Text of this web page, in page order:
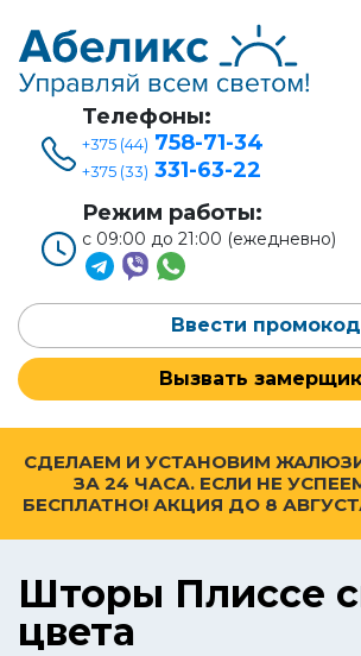
Телефоны:
+375 (44) 758-71-34
+375 (33) 331-63-22
Режим работы:
с 09:00 до 21:00 (ежедневно)
Ввести промокод
Вызвать
СДЕЛАЕМ И УСТАНОВИМ
ЗА 24 ЧАСА. ЕСЛИ НЕ
БЕСПЛАТНО! АКЦИЯ ДО 8
Шторы Плиссе
цвета